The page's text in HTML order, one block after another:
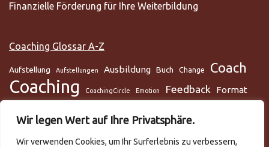
Wir legen Wert auf Ihre Privatsphäre.
Wir verwenden Cookies, um Ihr Surferlebnis zu verbessern,
Finanzielle Förderung für Ihre Weiterbildung
Coaching Glossar A-Z
Aufstellung Aufstellungen Ausbildung Buch Change Coach
Coaching CoachingCircle Emotion Feedback Format
Glaubenssysteme Loslassen Lunge Lösungsorientiert Meditation
Mental mentale Gesundheit Mentaltraining Metamodell